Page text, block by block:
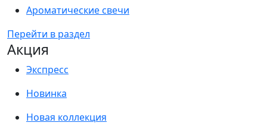
Ароматические свечи
Перейти в раздел
Акция
Экспресс
Новинка
Новая коллекция